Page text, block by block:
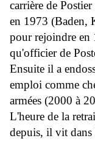
carrière de
en 1973 (Baden,
pour rejoindre en
qu'officier de
Ensuite il a
emploi comme
armées (2000 à
L'heure de la
depuis, il vit dans